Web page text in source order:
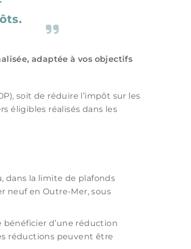
adaptée à vos objectifs
soit de réduire l’impôt sur les
éligibles réalisés dans les
dans la limite de plafonds
neuf en Outre-Mer, sous
bénéficier d’une réduction
réductions peuvent être